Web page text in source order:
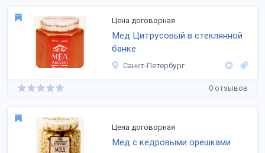
Цена договорная
Мед Цитрусовый в стеклянной
банке
Санкт-Петербург
0 отзывов
Цена договорная
Мед с кедровыми орешками